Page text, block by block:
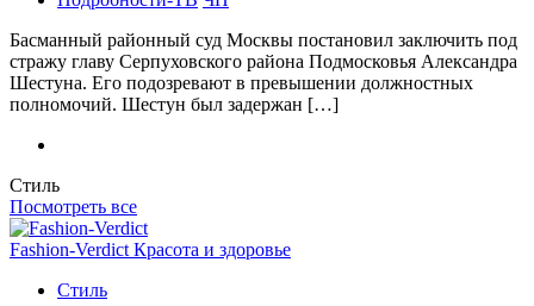
Басманный районный суд Москвы постановил заключить под
стражу главу Серпуховского района Подмосковья Александра
Шестуна. Его подозревают в превышении должностных
полномочий. Шестун был задержан […]
Стиль
Посмотреть все
Fashion-Verdict Красота и здоровье
Стиль